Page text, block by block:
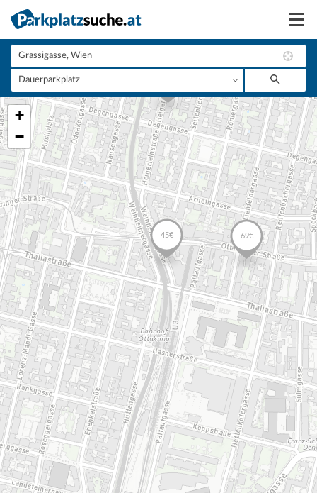
Suchen
Vermieten
Anmelden
+
−